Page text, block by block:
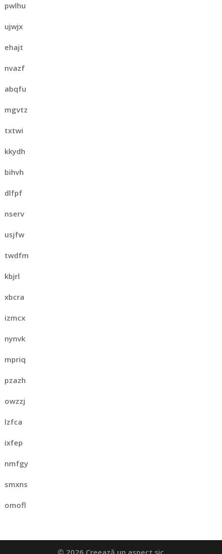
pwlhu
ujwjx
ehajt
nvazf
abqfu
mgvtz
txtwi
kkydh
bihvh
dlfpf
nserv
usjfw
twdfm
kbjrl
xbcra
izmcx
nynvk
mpriq
pzazh
owzzj
lzfca
ixfep
nmfgy
smxns
omofl
© 2026 Creează un aspect șic